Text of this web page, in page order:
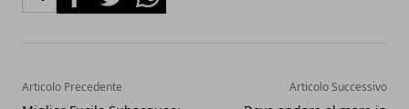
Articolo Precedente Articolo Successivo